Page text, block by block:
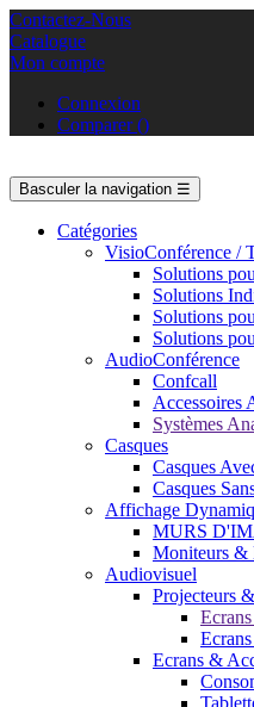
Contactez-Nous
Catalogue
Mon compte
Connexion
Comparer()
Basculer la navigation ☰
Catégories
VisioConférence /
Solutions
Solutions
Solutions
Solutions
AudioConférence
Confcall
Accessoires
Systèmes
Casques
Casques
Casques
Affichage
MURS
Moniteurs &
Audiovisuel
Projecteurs
Ecrans &